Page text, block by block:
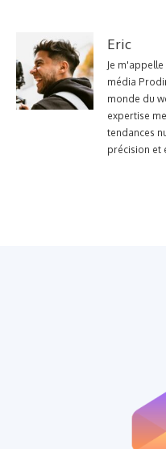
Eric
Je
média
monde du
expertise
tendances
précision et